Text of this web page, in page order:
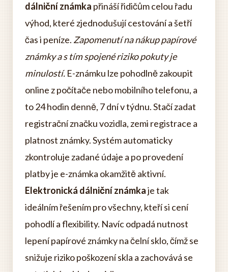
dálniční známka přináší řidičům celou řadu
výhod, které zjednodušují cestování a šetří
čas i peníze. Zapomenutí na nákup papírové
známky a s tím spojené riziko pokuty je
minulostí. E-známku lze pohodlně zakoupit
online z počítače nebo mobilního telefonu, a
to 24 hodin denně, 7 dní v týdnu. Stačí zadat
registrační značku vozidla, zemi registrace a
platnost známky. Systém automaticky
zkontroluje zadané údaje a po provedení
platby je e-známka okamžitě aktivní.
Elektronická dálniční známkaje tak
ideálním řešením pro všechny, kteří si cení
pohodlí a flexibility. Navíc odpadá nutnost
lepení papírové známky na čelní sklo, čímž se
snižuje riziko poškození skla a zachovává se